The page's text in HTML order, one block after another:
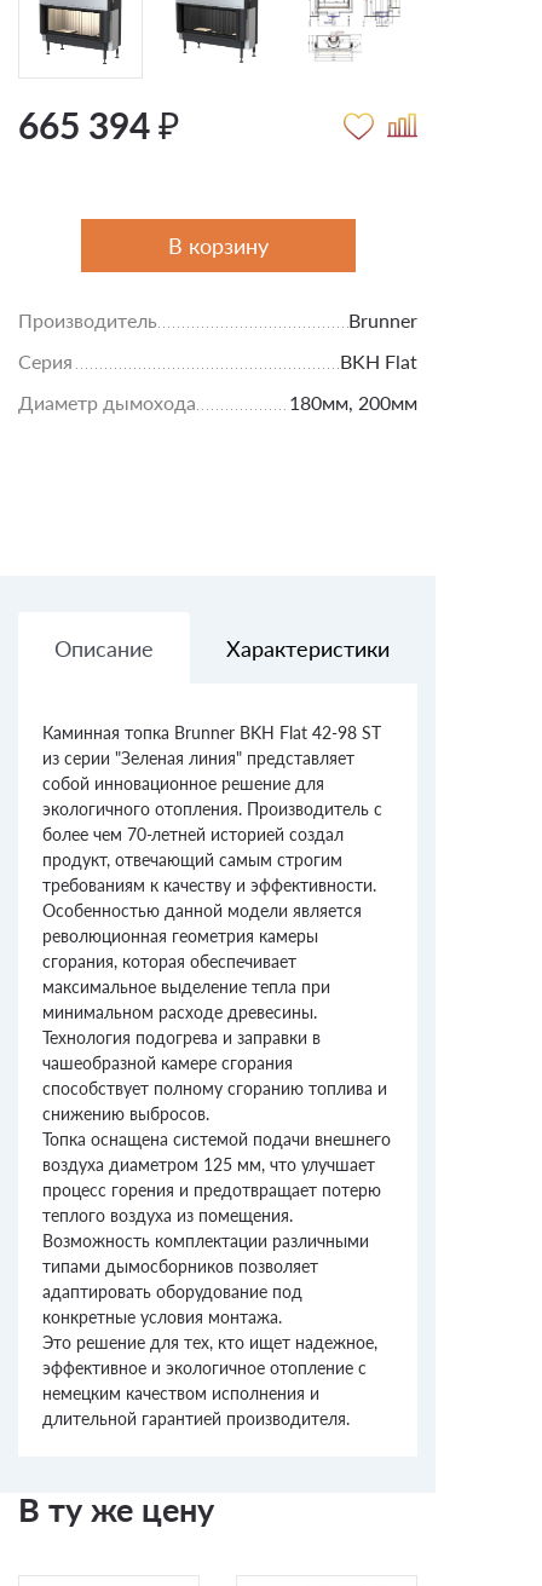
665 394 ₽
В корзину
Производитель
Brunner
Серия
BKH Flat
Диаметр дымохода
180мм, 200мм
Описание Характеристики
Каминная топка Brunner BKH Flat 42-98 ST
из серии "Зеленая линия" представляет
собой инновационное решение для
экологичного отопления. Производитель с
более чем 70-летней историей создал
продукт, отвечающий самым строгим
требованиям к качеству и эффективности.
Особенностью данной модели является
революционная геометрия камеры
сгорания, которая обеспечивает
максимальное выделение тепла при
минимальном расходе древесины.
Технология подогрева и заправки в
чашеобразной камере сгорания
способствует полному сгоранию топлива и
снижению выбросов.
Топка оснащена системой подачи внешнего
воздуха диаметром 125 мм, что улучшает
процесс горения и предотвращает потерю
теплого воздуха из помещения.
Возможность комплектации различными
типами дымосборников позволяет
адаптировать оборудование под
конкретные условия монтажа.
Это решение для тех, кто ищет надежное,
эффективное и экологичное отопление с
немецким качеством исполнения и
длительной гарантией производителя.
В ту же цену